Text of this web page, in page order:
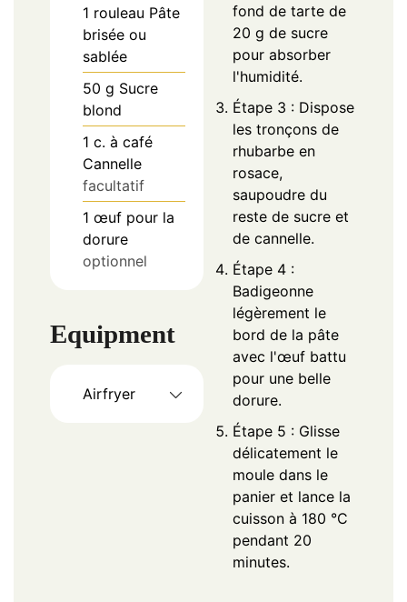
1 rouleau Pâte
brisée ou
sablée
50 g Sucre
blond
1 c. à café
Cannelle
facultatif
1 œuf pour la
dorure
optionnel
Equipment
Airfryer
fond de tarte de
20 g de sucre
pour absorber
l'humidité.
Étape 3 : Dispose
les tronçons de
rhubarbe en
rosace,
saupoudre du
reste de sucre et
de cannelle.
Étape 4 :
Badigeonne
légèrement le
bord de la pâte
avec l'œuf battu
pour une belle
dorure.
Étape 5 : Glisse
délicatement le
moule dans le
panier et lance la
cuisson à 180 °C
pendant 20
minutes.